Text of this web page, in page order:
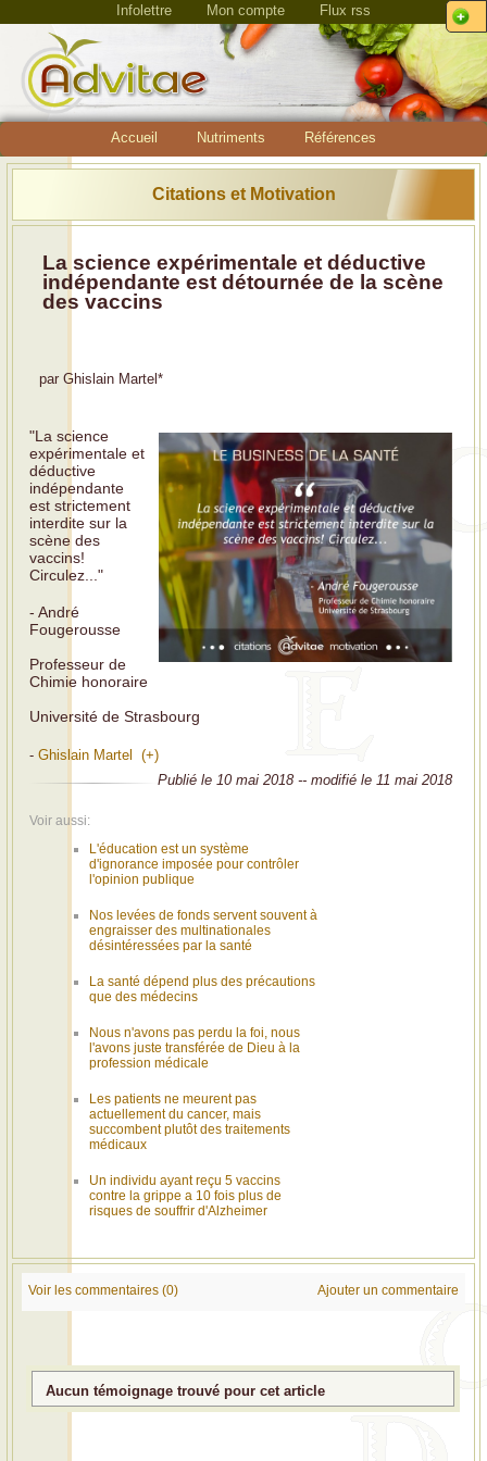
Infolettre Mon compte Flux rss
Accueil Nutriments Références
Citations et Motivation
La science expérimentale et déductive
indépendante est détournée de la scène
des vaccins
par Ghislain Martel *
"La science
expérimentale et
déductive
indépendante
est strictement
interdite sur la
scène des
vaccins!
Circulez..."
- André
Fougerousse
Professeur de
Chimie honoraire
Université de Strasbourg
- Ghislain Martel (+)
Publié le 10 mai 2018 -- modifié le 11 mai 2018
Voir aussi:
L'éducation est un système
d'ignorance imposée pour contrôler
l'opinion publique
Nos levées de fonds servent souvent à
engraisser des multinationales
désintéressées par la santé
La santé dépend plus des précautions
que des médecins
Nous n'avons pas perdu la foi, nous
l'avons juste transférée de Dieu à la
profession médicale
Les patients ne meurent pas
actuellement du cancer, mais
succombent plutôt des traitements
médicaux
Un individu ayant reçu 5 vaccins
contre la grippe a 10 fois plus de
risques de souffrir d'Alzheimer
Voir les commentaires (0) Ajouter un commentaire
Aucun témoignage trouvé pour cet article